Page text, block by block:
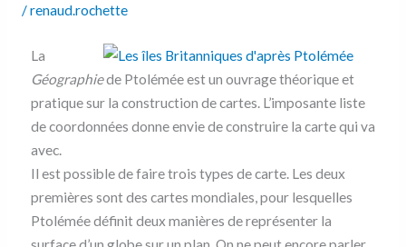
/renaud.rochette
La
Géographiede Ptolémée est un ouvrage théorique et
pratique sur la construction de cartes. L’imposante liste
de coordonnées donne envie de construire la carte qui va
avec.
Il est possible de faire trois types de carte. Les deux
premières sont des cartes mondiales, pour lesquelles
Ptolémée définit deux manières de représenter la